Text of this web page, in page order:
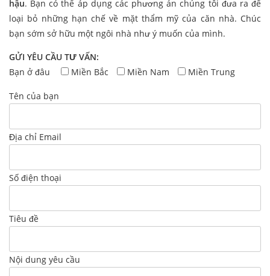
hậu. Bạn có thể áp dụng các phương án chúng tôi đưa ra để
loại bỏ những hạn chế về mặt thẩm mỹ của căn nhà. Chúc
bạn sớm sở hữu một ngôi nhà như ý muốn của mình.
GỬI YÊU CẦU TƯ VẤN:
Bạn ở đâu
Miền Bắc Miền Nam Miền Trung
Tên của bạn
Địa chỉ Email
Số điện thoại
Tiêu đề
Nội dung yêu cầu